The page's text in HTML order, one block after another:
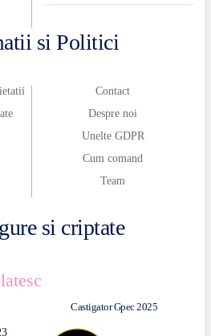
si Politici
Contact
Despre noi
Unelte GDPR
Cum comand
Team
si criptate
Castigator Gpec 2025